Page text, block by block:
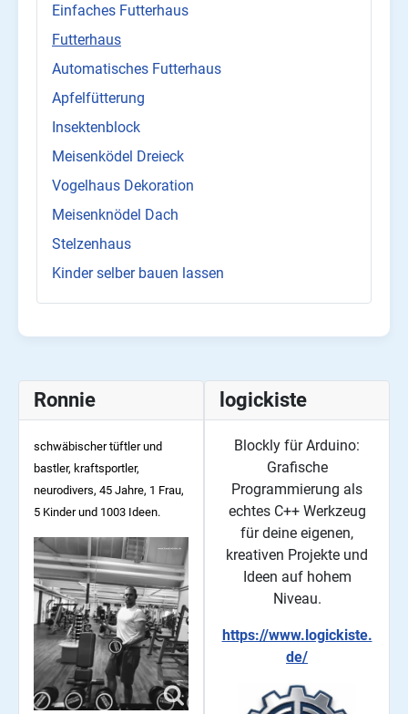
Einfaches Futterhaus
Futterhaus
Automatisches Futterhaus
Apfelfütterung
Insektenblock
Meisenködel Dreieck
Vogelhaus Dekoration
Meisenknödel Dach
Stelzenhaus
Kinder selber bauen lassen
Ronnie
schwäbischer tüftler und
bastler, kraftsportler,
neurodivers, 45 Jahre, 1 Frau,
5 Kinder und 1003 Ideen.
logickiste
Blockly für Arduino:
Grafische
Programmierung als
echtes C++ Werkzeug
für deine eigenen,
kreativen Projekte und
Ideen auf hohem
Niveau.
https://www.logickiste.
de/